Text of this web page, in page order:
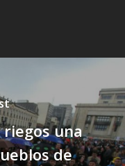
una
de